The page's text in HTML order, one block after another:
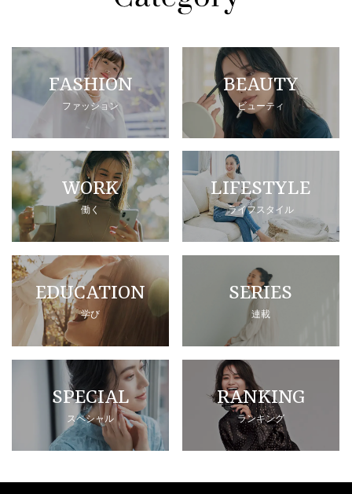
FASHION
ファッション
BEAUTY
ビューティ
WORK
働く
LIFESTYLE
ライフスタイル
EDUCATION
学び
SERIES
連載
SPECIAL
スペシャル
RANKING
ランキング